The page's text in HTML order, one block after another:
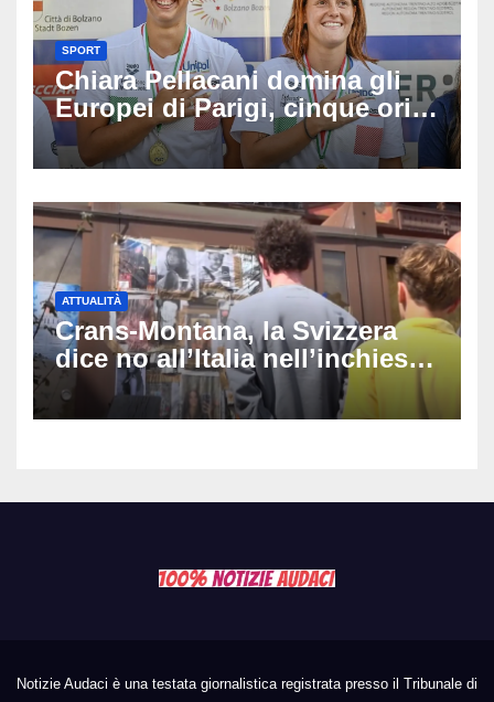
SPORT
Chiara Pellacani domina gli
Europei di Parigi, cinque ori
in cinque gare: ‘Nel sincro
siamo da medaglia olimpica’
ATTUALITÀ
Crans-Montana, la Svizzera
dice no all’Italia nell’inchiesta
sul rogo: respinta la richiesta
di costituirsi parte civile
Notizie Audaci è una testata giornalistica registrata presso il Tribunale di